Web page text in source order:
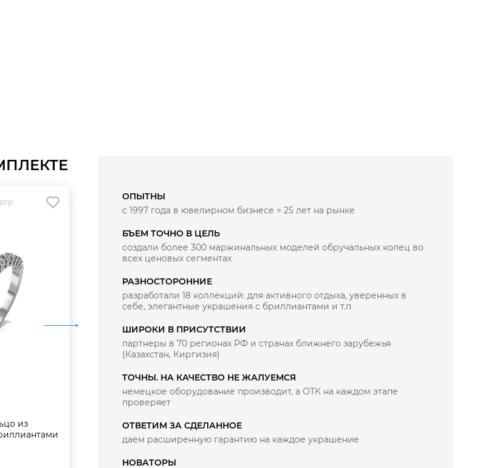
из
Быстрый просмотр
Помолвочное кольцо из
ШД-к105-1бр/б
ОПЫТНЫ
с 1997 года в ювелирном бизнесе = 25 лет на рынке
БЪЕМ ТОЧНО В ЦЕЛЬ
создали более 300 маржинальных моделей обручальных колец во
всех ценовых сегментах
РАЗНОСТОРОННИЕ
разработали 18 коллекций: для активного отдыха, уверенных в
себе, элегантные украшения с бриллиантами и т.п
ШИРОКИ В ПРИСУТСТВИИ
партнеры в 70 регионах РФ и странах ближнего зарубежья
(Казахстан, Киргизия)
ТОЧНЫ. НА КАЧЕСТВО НЕ ЖАЛУЕМСЯ
немецкое оборудование производит, а ОТК на каждом этапе
проверяет
ОТВЕТИМ ЗА СДЕЛАННОЕ
даем расширенную гарантию на каждое украшение
НОВАТОРЫ